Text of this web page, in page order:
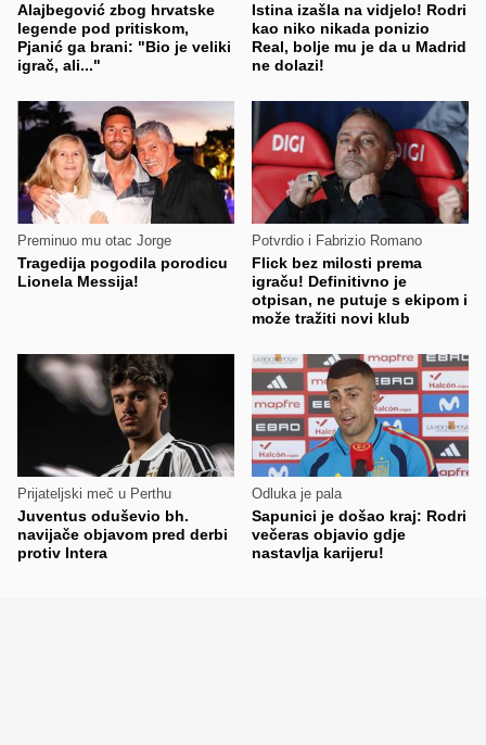
Alajbegović zbog hrvatske
legende pod pritiskom,
Pjanić ga brani: "Bio je veliki
igrač, ali..."
Istina izašla na vidjelo! Rodri
kao niko nikada ponizio
Real, bolje mu je da u Madrid
ne dolazi!
Preminuo mu otac Jorge
Tragedija pogodila porodicu
Lionela Messija!
Potvrdio i Fabrizio Romano
Flick bez milosti prema
igraču! Definitivno je
otpisan, ne putuje s ekipom i
može tražiti novi klub
Prijateljski meč u Perthu
Juventus oduševio bh.
navijače objavom pred derbi
protiv Intera
Odluka je pala
Sapunici je došao kraj: Rodri
večeras objavio gdje
nastavlja karijeru!